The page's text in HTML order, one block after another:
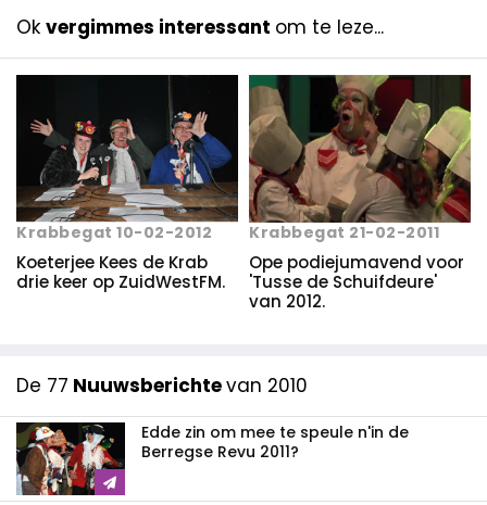
Ok vergimmes interessant om te leze...
Krabbegat 10-02-2012
Koeterjee Kees de Krab
drie keer op ZuidWestFM.
Krabbegat 21-02-2011
Ope podiejumavend voor
'Tusse de Schuifdeure'
van 2012.
De 77 Nuuwsberichtevan 2010
Edde zin om mee te speule n'in de
Berregse Revu 2011?